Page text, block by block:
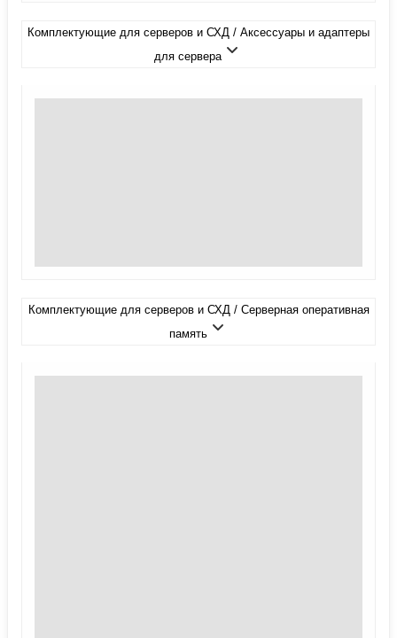
Комплектующие для серверов и СХД / Аксессуары и адаптеры
для сервера
Комплектующие для серверов и СХД / Серверная оперативная
память